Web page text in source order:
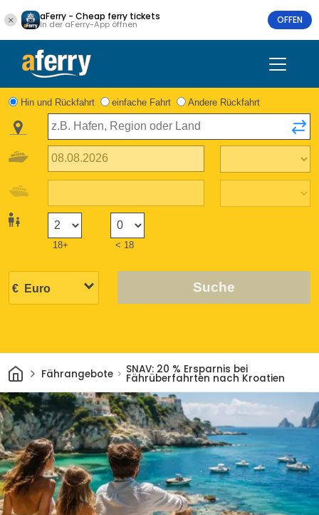
aFerry - Cheap ferry tickets
In der aFerry-App öffnen OFFEN
Hin und Rückfahrt einfache Fahrt Andere Rückfahrt
18+ < 18
Suche
HeimFährangebote SNAV: 20 % Ersparnis bei
Fährüberfahrten nach Kroatien